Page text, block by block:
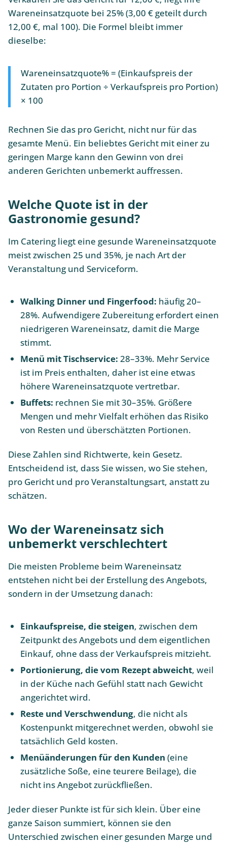
Wareneinsatzquote bei 25% (3,00 € geteilt durch
12,00 €, mal 100). Die Formel bleibt immer
dieselbe:
Wareneinsatzquote% = (Einkaufspreis der
Zutaten pro Portion ÷ Verkaufspreis pro Portion)
× 100
Rechnen Sie das pro Gericht, nicht nur für das
gesamte Menü. Ein beliebtes Gericht mit einer zu
geringen Marge kann den Gewinn von drei
anderen Gerichten unbemerkt auffressen.
Welche Quote ist in der
Gastronomie gesund?
Im Catering liegt eine gesunde Wareneinsatzquote
meist zwischen 25 und 35%, je nach Art der
Veranstaltung und Serviceform.
Walking Dinner und Fingerfood: häufig 20–
28%. Aufwendigere Zubereitung erfordert einen
niedrigeren Wareneinsatz, damit die Marge
stimmt.
Menü mit Tischservice: 28–33%. Mehr Service
ist im Preis enthalten, daher ist eine etwas
höhere Wareneinsatzquote vertretbar.
Buffets: rechnen Sie mit 30–35%. Größere
Mengen und mehr Vielfalt erhöhen das Risiko
von Resten und überschätzten Portionen.
Diese Zahlen sind Richtwerte, kein Gesetz.
Entscheidend ist, dass Sie wissen, wo Sie stehen,
pro Gericht und pro Veranstaltungsart, anstatt zu
schätzen.
Wo der Wareneinsatz sich
unbemerkt verschlechtert
Die meisten Probleme beim Wareneinsatz
entstehen nicht bei der Erstellung des Angebots,
sondern in der Umsetzung danach:
Einkaufspreise, die steigen, zwischen dem
Zeitpunkt des Angebots und dem eigentlichen
Einkauf, ohne dass der Verkaufspreis mitzieht.
Portionierung, die vom Rezept abweicht, weil
in der Küche nach Gefühl statt nach Gewicht
angerichtet wird.
Reste und Verschwendung, die nicht als
Kostenpunkt mitgerechnet werden, obwohl sie
tatsächlich Geld kosten.
Menüänderungen für den Kunden (eine
zusätzliche Soße, eine teurere Beilage), die
nicht ins Angebot zurückfließen.
Jeder dieser Punkte ist für sich klein. Über eine
ganze Saison summiert, können sie den
Unterschied zwischen einer gesunden Marge und